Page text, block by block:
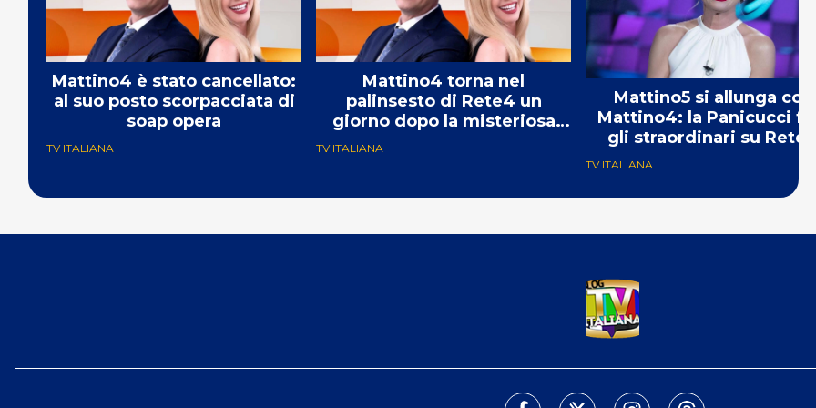
Mattino4 è stato cancellato:
al suo posto scorpacciata di
soap opera
TV ITALIANA
Mattino4 torna nel
palinsesto di Rete4 un
giorno dopo la misteriosa
TV ITALIANA
Mattino5 si allunga con
Mattino4: la Panicucci
gli straordinari su
TV ITALIANA